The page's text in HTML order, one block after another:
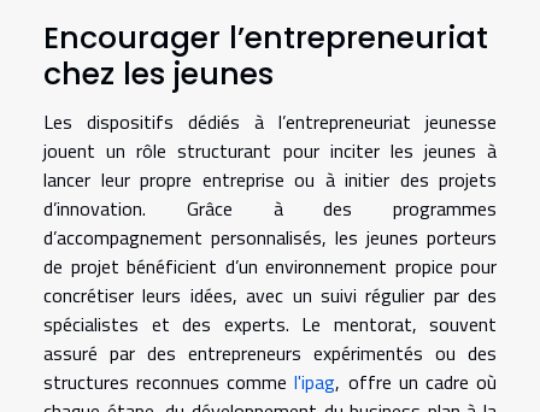
Encourager l’entrepreneuriat
chez les jeunes
Les dispositifs dédiés à l’entrepreneuriat jeunesse
jouent un rôle structurant pour inciter les jeunes à
lancer leur propre entreprise ou à initier des projets
d’innovation. Grâce à des programmes
d’accompagnement personnalisés, les jeunes porteurs
de projet bénéficient d’un environnement propice pour
concrétiser leurs idées, avec un suivi régulier par des
spécialistes et des experts. Le mentorat, souvent
assuré par des entrepreneurs expérimentés ou des
structures reconnues commel'ipag, offre un cadre où